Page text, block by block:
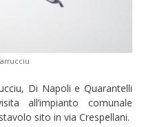
Di Napoli e Quarantelli
all’impianto comunale
sito in via Crespellani.